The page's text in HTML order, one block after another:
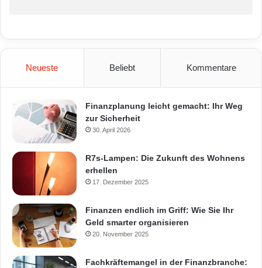
Neueste Beliebt Kommentare
Finanzplanung leicht gemacht: Ihr Weg
zur Sicherheit
30. April 2026
R7s-Lampen: Die Zukunft des Wohnens
erhellen
17. Dezember 2025
Finanzen endlich im Griff: Wie Sie Ihr
Geld smarter organisieren
20. November 2025
Fachkräftemangel in der Finanzbranche: